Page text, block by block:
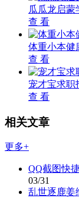
瓜瓜龙启蒙
查 看
体重小本健
查 看
宠才宝求职
查 看
相关文章
更多+
QQ截图快
03/31
乱世逐鹿姜